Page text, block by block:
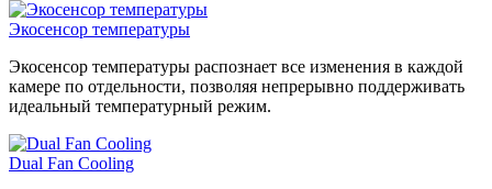
Экосенсор температуры
Экосенсор температуры распознает все изменения в каждой
камере по отдельности, позволяя непрерывно поддерживать
идеальный температурный режим.
Dual Fan Cooling